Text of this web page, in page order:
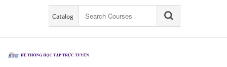
Skip to main content
Catalog